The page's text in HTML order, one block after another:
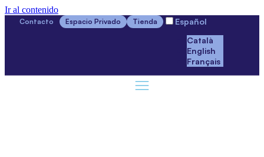
Ir al contenido
Contacto Espacio Privado Tienda
Español
Català
English
Français